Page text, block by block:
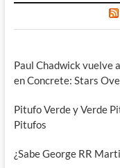
Paul Chadwick vuelve
en Concrete: Stars
Pitufo Verde y Verde
Pitufos
¿Sabe George RR